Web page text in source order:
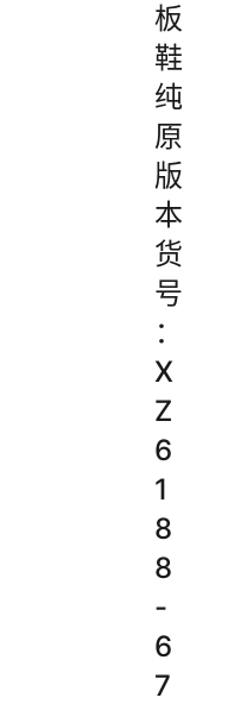
板
鞋
纯
原
版
本
货
号
：
X
Z
6
1
8
8
-
6
7